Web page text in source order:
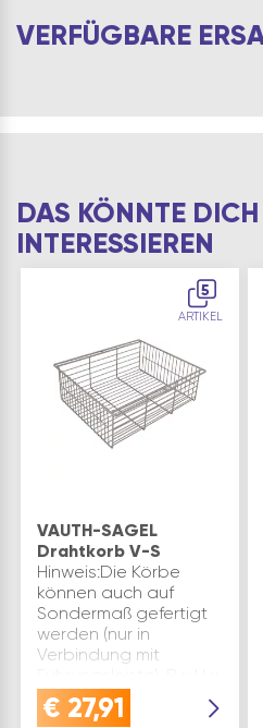
VERFÜGBARE
DAS KÖNNTE
INTERESSIEREN
5
ARTIKEL
VAUTH-SAGEL
Drahtkorb V-S
Hinweis:Die Körbe
können auch auf
Sondermaß gefertigt
werden (nur in
Verbindung mit
T(mm): 440 x 120 x
450/Ablage Material:
€ 27,91